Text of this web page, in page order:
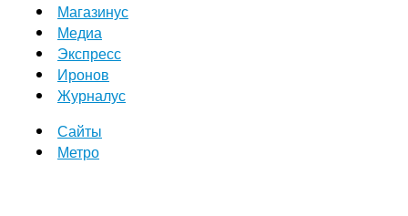
Магазинус
Медиа
Экспресс
Иронов
Журналус
Сайты
Метро